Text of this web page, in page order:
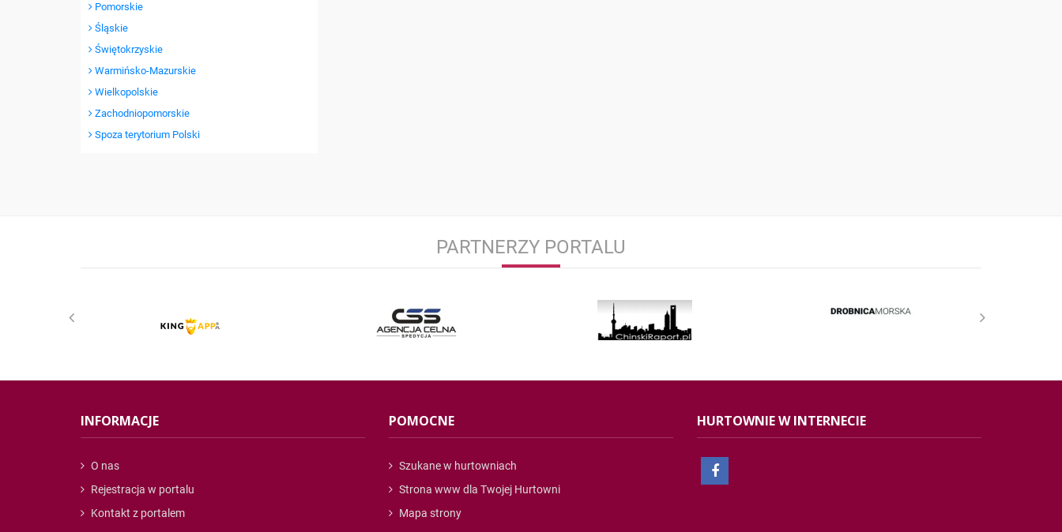
Pomorskie
Śląskie
Świętokrzyskie
Warmińsko-Mazurskie
Wielkopolskie
Zachodniopomorskie
Spoza terytorium Polski
PARTNERZY PORTALU
INFORMACJE
O nas
Rejestracja w portalu
Kontakt z portalem
POMOCNE
Szukane w hurtowniach
Strona www dla Twojej Hurtowni
Mapa strony
HURTOWNIE W INTERNECIE